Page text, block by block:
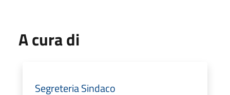
A cura di
Segreteria Sindaco